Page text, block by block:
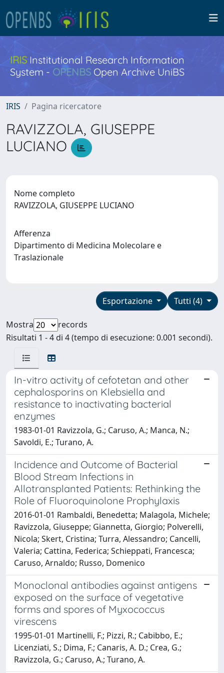
IRISInstitutional Research Information
System - OPENBS Open Archive UniBS
IRIS Pagina ricercatore
RAVIZZOLA, GIUSEPPE
LUCIANO
Nome completo
RAVIZZOLA, GIUSEPPE LUCIANO
Afferenza
Dipartimento di Medicina Molecolare e
Traslazionale
Tutti (4)
Esportazione
Mostra
records
Risultati 1 - 4 di 4 (tempo di esecuzione: 0.001 secondi).
In-vitro activity of cefotetan and other
cephalosporins on Klebsiella and
resistance to inactivating bacterial
enzymes
1983-01-01 Ravizzola, G.; Caruso, A.; Manca, N.;
Savoldi, E.; Turano, A.
Incidence and Outcome of Bacterial
Blood Stream Infections in
Allotransplanted Patients: Rethinking the
Role of Fluoroquinolone Prophylaxis
2016-01-01 Rambaldi, Benedetta; Malagola, Michele;
Ravizzola, Giuseppe; Giannetta, Giorgio; Polverelli,
Nicola; Skert, Cristina; Turra, Alessandro; Cancelli,
Valeria; Cattina, Federica; Schieppati, Francesca;
Caruso, Arnaldo; Russo, Domenico
Monoclonal antibodies against antigens
exposed on the surface of vegetative
forms and spores of Myxococcus
virescens
1995-01-01 Martinelli, F.; Pizzi, R.; Cabibbo, E.;
Licenziati, S.; Dima, F.; Canaris, A. D.; Crea, G.;
Ravizzola, G.; Caruso, A.; Turano, A.